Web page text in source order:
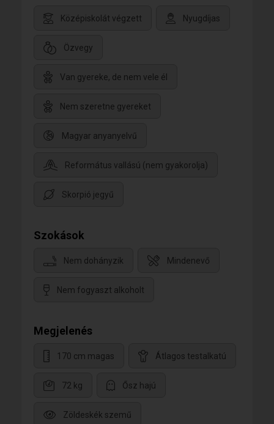
Középiskolát végzett Nyugdíjas
Özvegy
Van gyereke, de nem vele él
Nem szeretne gyereket
Magyar anyanyelvű
Református vallású (nem gyakorolja)
Skorpió jegyű
Szokások
Nem dohányzik Mindenevő
Nem fogyaszt alkoholt
Megjelenés
170 cm magas Átlagos testalkatú
72 kg Ősz hajú
Zöldeskék szemű